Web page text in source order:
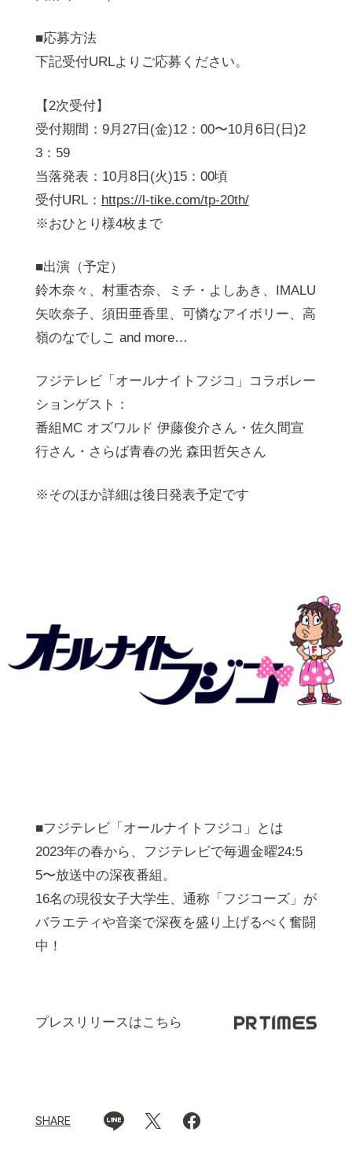
■応募⽅法
下記受付URLよりご応募ください。
【2次受付】
受付期間：9⽉27⽇(⾦)12：00〜10⽉6⽇(⽇)2
3：59
当落発表：10⽉8⽇(⽕)15：00頃
受付URL： https://l-tike.com/tp-20th/
※おひとり様4枚まで
■出演（予定）
鈴⽊奈々、村重杏奈、ミチ・よしあき、IMALU
⽮吹奈⼦、須⽥亜⾹⾥、可憐なアイボリー、⾼
嶺のなでしこ and more…
フジテレビ「オールナイトフジコ」コラボレー
ションゲスト：
番組MC オズワルド 伊藤俊介さん・佐久間宣
⾏さん・さらば⻘春の光 森⽥哲⽮さん
※そのほか詳細は後⽇発表予定です
■フジテレビ「オールナイトフジコ」とは
2023年の春から、フジテレビで毎週⾦曜24:5
5〜放送中の深夜番組。
16名の現役⼥⼦⼤学⽣、通称「フジコーズ」が
バラエティや⾳楽で深夜を盛り上げるべく奮闘
中！
プレスリリースはこちら
SHARE